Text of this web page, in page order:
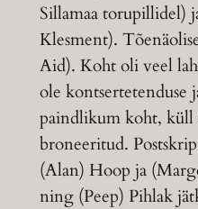
Sillamaa torupillidel)
Klesment).
Aid). Koht oli veel
ole kontsertetenduse
paindlikum koht, küll
broneeritud.
(Alan) Hoop ja
ning (Peep) Pihlak